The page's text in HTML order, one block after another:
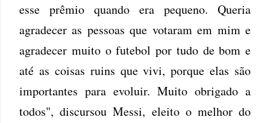
esse prêmio quando era pequeno. Queria
agradecer as pessoas que votaram em mim e
agradecer muito o futebol por tudo de bom e
até as coisas ruins que vivi, porque elas são
importantes para evoluir. Muito obrigado a
todos", discursou Messi, eleito o melhor do